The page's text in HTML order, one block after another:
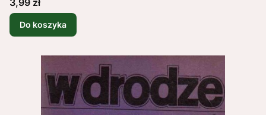
Do koszyka